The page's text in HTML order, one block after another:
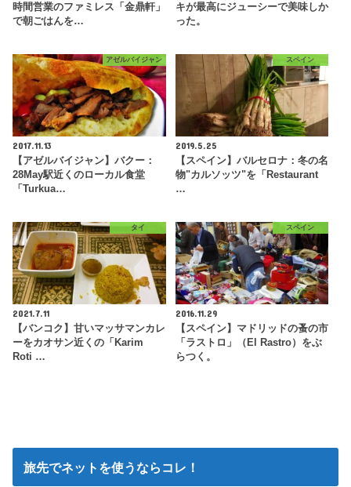
時間営業のファミレス「金鼎軒」
で朝ごはんを…
キが最高にジューシーで美味しか
った。
アゼルバイジャン
2017.11.13
【アゼルバイジャン】バクー：
28May駅近くのローカル食堂
「Turkua…
スペイン
2019.5.25
【スペイン】バルセロナ：冬の名
物"カルソッツ"を「Restaurant
…
タイ
2021.7.11
【バンコク】甘いマッサマンカレ
ーをカオサン近くの「Karim
Roti …
スペイン
2016.11.29
【スペイン】マドリッドの蚤の市
「ラストロ」（El Rastro）をぶ
らつく。
旅先でネットを使うならコレ！